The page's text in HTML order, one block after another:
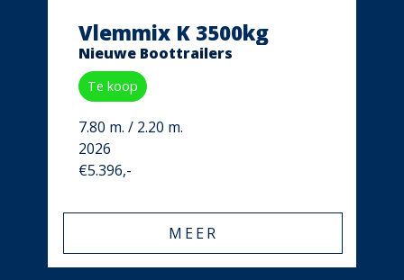
Vlemmix K 3500kg
Nieuwe Boottrailers
Te koop
7.80 m. / 2.20 m.
2026
€5.396,-
MEER